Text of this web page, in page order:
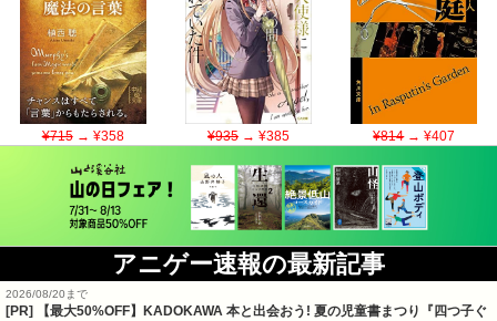
¥715→ ¥358 ¥935→ ¥385 ¥814→ ¥407
アニゲー速報の最新記事
2026/08/20まで
[PR]
【最大50%OFF】KADOKAWA 本と出会おう! 夏の児童書まつり『四つ子ぐ